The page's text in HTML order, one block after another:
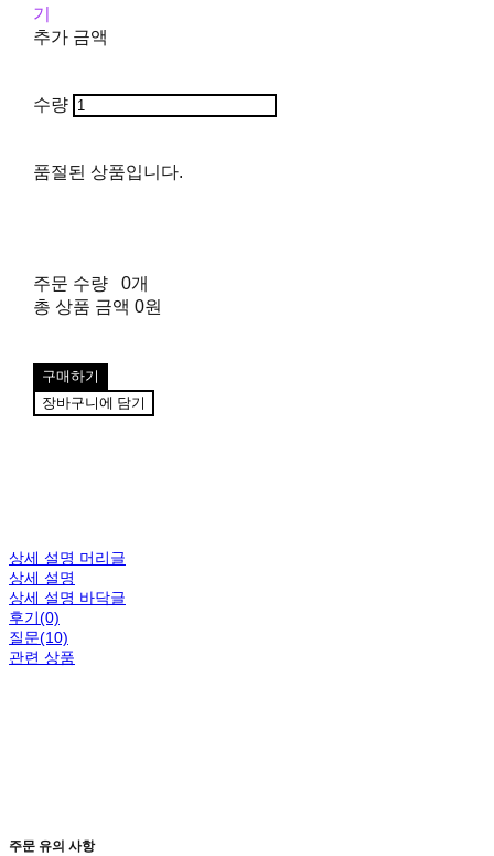
기
추가 금액
수량
품절된 상품입니다.
주문 수량
0개
총 상품 금액 0원
구매하기
장바구니에 담기
상세 설명 머리글
상세 설명
상세 설명 바닥글
후기(0)
질문(10)
관련 상품
주문 유의 사항